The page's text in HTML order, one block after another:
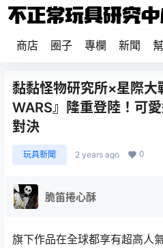
商店 圈子 專欄 新聞
黏黏怪物研究所×星際大
WARS』隆重登陸！可
對決
玩具新聞 2 years ago 0
脆笛捲心酥
旗下作品在全球都享有超高人